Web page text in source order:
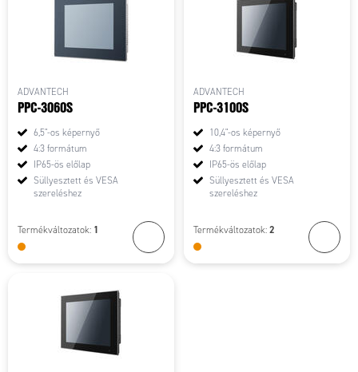
ADVANTECH
PPC-3060S
6,5"-os képernyő
4:3 formátum
IP65-ös előlap
Süllyesztett és VESA
szereléshez
Termékváltozatok: 1
ADVANTECH
PPC-3100S
10,4"-os képernyő
4:3 formátum
IP65-ös előlap
Süllyesztett és VESA
szereléshez
Termékváltozatok: 2